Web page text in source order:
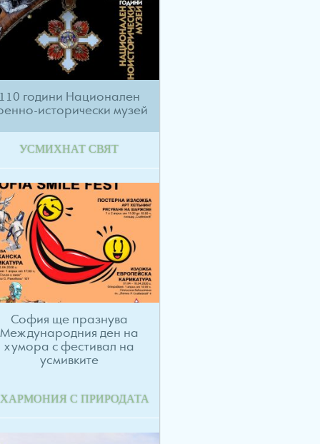
години Национален
исторически музей
УСМИХНАТ СВЯТ
София ще празнува
Международния ден на
хумора с фестивал на
усмивките
С ПРИРОДАТА